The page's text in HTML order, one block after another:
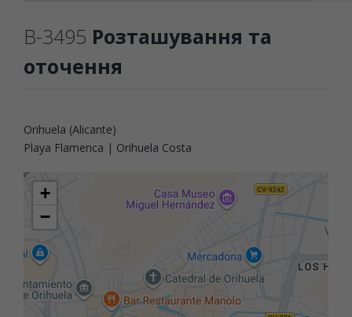
B-3495 Розташування та
оточення
Orihuela (Alicante)
Playa Flamenca | Orihuela Costa
+
−